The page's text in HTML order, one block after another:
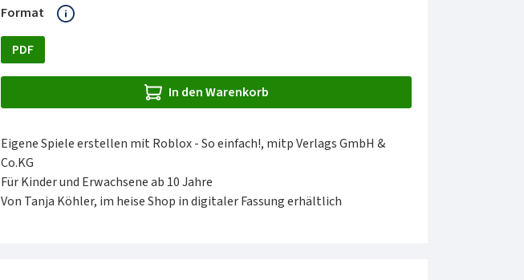
Format auswählen
PDF
In den Warenkorb
Eigene Spiele erstellen mit Roblox - So einfach!, mitp Verlags GmbH &
Co.KG
Für Kinder und Erwachsene ab 10 Jahre
Von Tanja Köhler, im heise Shop in digitaler Fassung erhältlich